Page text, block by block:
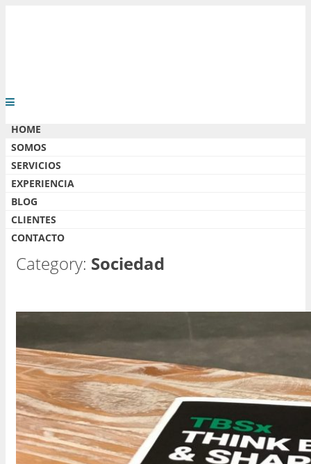
HOME
SOMOS
SERVICIOS
EXPERIENCIA
BLOG
CLIENTES
CONTACTO
Category: Sociedad